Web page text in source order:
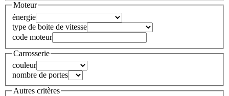
Moteur
énergie
type de boite de vitesse
code moteur
Carrosserie
couleur
nombre de portes
Autres critères